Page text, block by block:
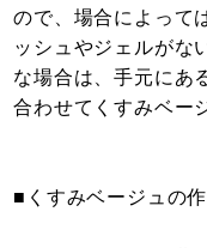
ので、場合によって
ッシュやジェルがな
な場合は、手元にあ
合わせてくすみベー
■くすみベージュの